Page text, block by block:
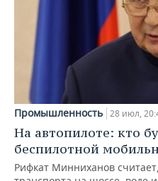
Промышленность 28 июл,
На автопилоте: кто
беспилотной
Рифкат Минниханов